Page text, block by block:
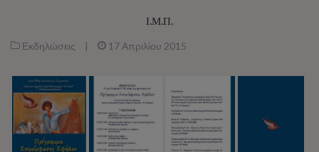
Ι.Μ.Π.
Εκδηλώσεις | 17 Απριλίου 2015